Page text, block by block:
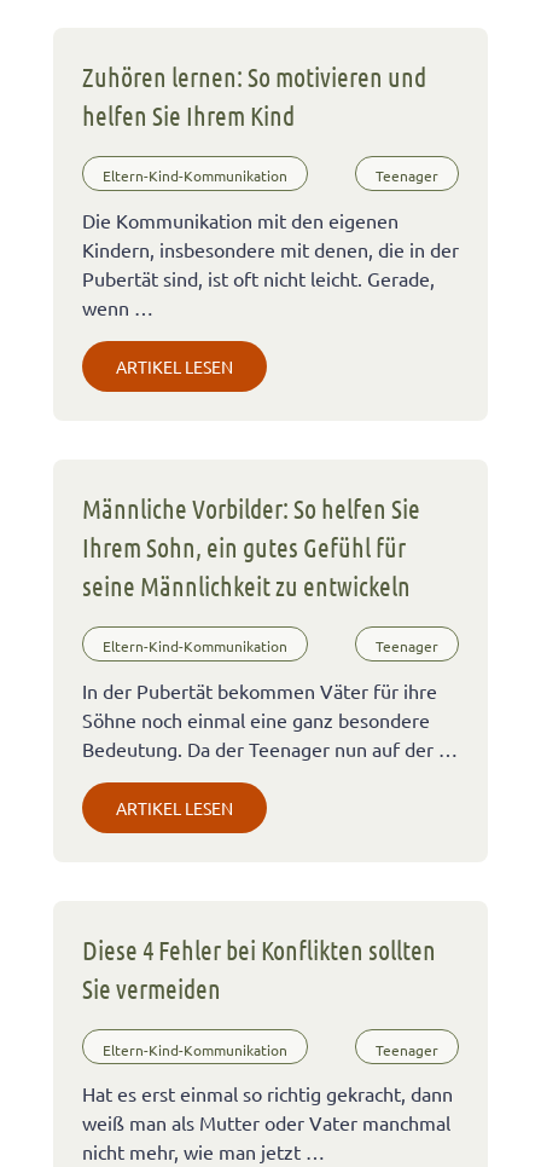
Zuhören lernen: So motivieren und
helfen Sie Ihrem Kind
Eltern-Kind-Kommunikation Teenager
Die Kommunikation mit den eigenen
Kindern, insbesondere mit denen, die in der
Pubertät sind, ist oft nicht leicht. Gerade,
wenn …
ARTIKEL LESEN
Männliche Vorbilder: So helfen Sie
Ihrem Sohn, ein gutes Gefühl für
seine Männlichkeit zu entwickeln
Eltern-Kind-Kommunikation Teenager
In der Pubertät bekommen Väter für ihre
Söhne noch einmal eine ganz besondere
Bedeutung. Da der Teenager nun auf der …
ARTIKEL LESEN
Diese 4 Fehler bei Konflikten sollten
Sie vermeiden
Eltern-Kind-Kommunikation Teenager
Hat es erst einmal so richtig gekracht, dann
weiß man als Mutter oder Vater manchmal
nicht mehr, wie man jetzt …